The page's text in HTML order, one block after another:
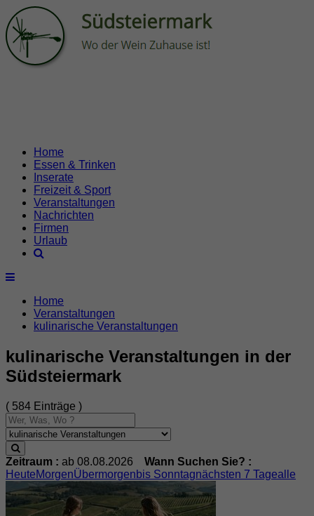
Home
Essen & Trinken
Inserate
Freizeit & Sport
Veranstaltungen
Nachrichten
Firmen
Urlaub
Home
Veranstaltungen
kulinarische Veranstaltungen
kulinarische Veranstaltungen in der
Südsteiermark
( 584 Einträge )
Zeitraum : ab 08.08.2026
Wann Suchen Sie? :
HeuteMorgenÜbermorgenbis Sonntagnächsten 7 Tagealle